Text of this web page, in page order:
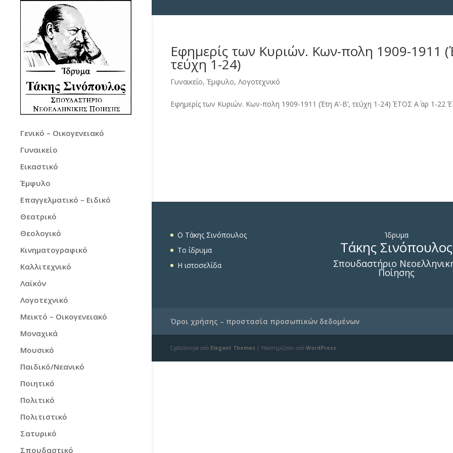
Γενικό – Οικογενειακό
Γυναικείο
Εικαστικό
Έμφυλο
Επαγγελματικό – Ειδικό
Θεατρικό
Θεολογικό
Kινηματογραφικό
Καλλιτεχνικό
Λαϊκόν
Λογοτεχνικό
Μεικτό – Οικογενειακό
Μοναχικά
Μουσικό
Παιδικό/Νεανικό
Ποιητικό
Πολιτικό
Πολιτιστικό
Σατυρικό
Σπουδαστικό
Εφημερίς των Κυριών. Κων-πολη 1909-1911
τεύχη 1-24)
Γυναικείο, Έμφυλο, Λογοτεχνικό
Εφημερίς των Κυριών. Κων-πολη 1909-1911 (Έτη Α’-Β’, τεύχη 1-24) ΈΤΟΣ Α΄ αρ 1-22
O Τάκης Σινόπουλος
To ίδρυμα
Η ιστοσελίδα
Ίδρυμα
Τάκης Σινόπουλος
Σπουδαστήριο
Ποίησης
Όροι χρήσης – προστασία προσωπικών δεδομένων
Σχεδιάστηκε από Elegant Themes | Υποστηρίζεται από WordPress